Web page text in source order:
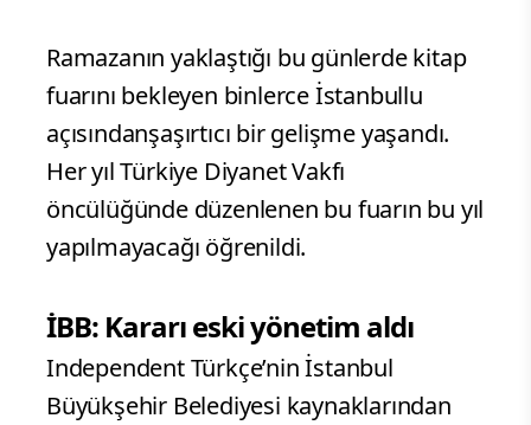
Ramazanın yaklaştığı bu günlerde kitap
fuarını bekleyen binlerce İstanbullu
açısındanşaşırtıcı bir gelişme yaşandı.
Her yıl Türkiye Diyanet Vakfı
öncülüğünde düzenlenen bu fuarın bu yıl
yapılmayacağı öğrenildi.
İBB: Kararı eski yönetim aldı
Independent Türkçe’nin İstanbul
Büyükşehir Belediyesi kaynaklarından